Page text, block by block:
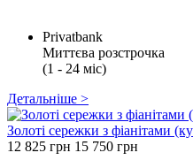
Privatbank
Миттєва розстрочка
(1 - 24 міс)
Детальніше >
Золоті сережки з фіанітами
12 825 грн 15 750 грн